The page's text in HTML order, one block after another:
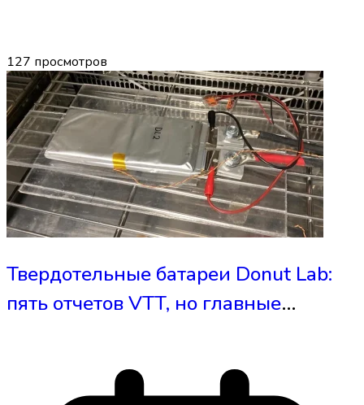
127 просмотров
Твердотельные батареи Donut Lab:
пять отчетов VTT, но главные